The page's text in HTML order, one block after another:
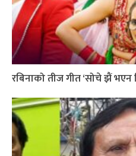
रबिनाको तीज गीत ‘सोचे झैं भएन